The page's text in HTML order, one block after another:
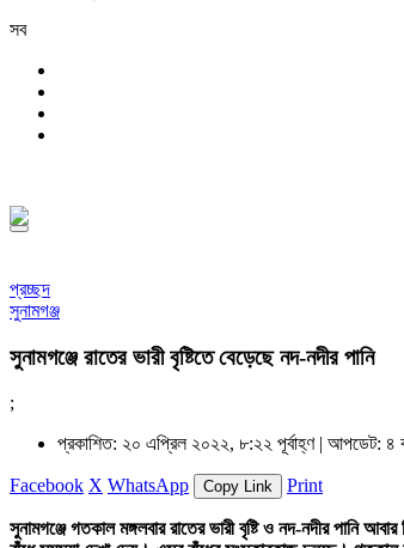
সব
প্রচ্ছদ
সুনামগঞ্জ
সুনামগঞ্জে রাতের ভারী বৃষ্টিতে বেড়েছে নদ-নদীর পানি
;
প্রকাশিত: ২০ এপ্রিল ২০২২, ৮:২২ পূর্বাহ্ণ | আপডেট: ৪
Facebook X WhatsApp Copy Link Print
সুনামগঞ্জে গতকাল মঙ্গলবার রাতের ভারী বৃষ্টি ও নদ-নদীর পানি